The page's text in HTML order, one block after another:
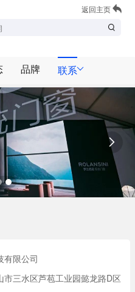
返回主页
品牌 联系

有限公司
三水区芦苞工业园懿龙路D区